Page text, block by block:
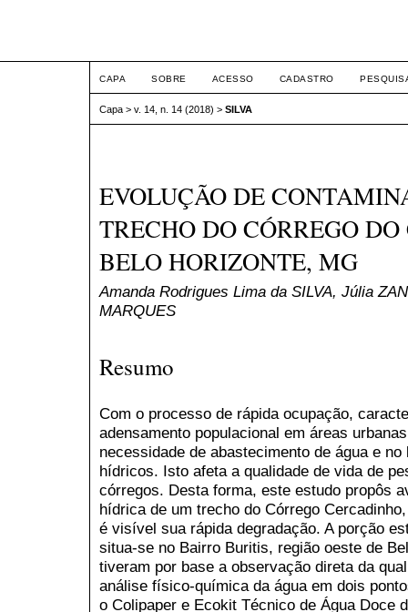
CAPA SOBRE ACESSO CADASTRO
Capa > v. 14, n. 14 (2018) > SILVA
EVOLUÇÃO DE
TRECHO DO CÓRREGO
BELO HORIZONTE, MG
Amanda Rodrigues Lima da SILVA, Júlia
MARQUES
Resumo
Com o processo de rápida ocupação,
adensamento populacional em áreas
necessidade de abastecimento de água e
hídricos. Isto afeta a qualidade de vida de
córregos. Desta forma, este estudo propôs
hídrica de um trecho do Córrego
é visível sua rápida degradação. A porção
situa-se no Bairro Buritis, região oeste de
tiveram por base a observação direta da
análise físico-química da água em dois
o Colipaper e Ecokit Técnico de Água Doce